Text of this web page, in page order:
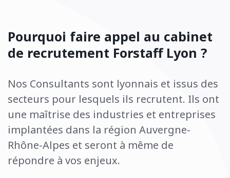
Pourquoi faire appel au cabinet
de recrutement Forstaff Lyon ?
Nos Consultants sont lyonnais et issus des
secteurs pour lesquels ils recrutent. Ils ont
une maîtrise des industries et entreprises
implantées dans la région Auvergne-
Rhône-Alpes et seront à même de
répondre à vos enjeux.